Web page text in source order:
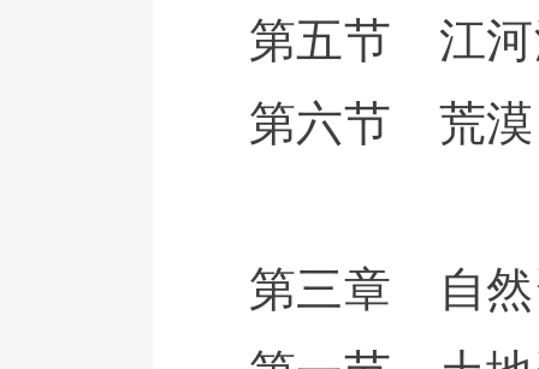
第五节 江河
第六节 荒漠
第三章 自然